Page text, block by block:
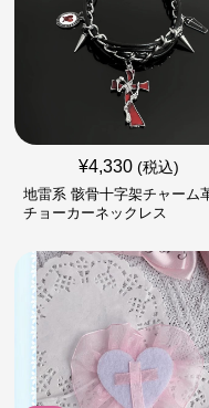
¥4,330 (税込)
地雷系 骸骨十字架チャーム
チョーカーネックレス